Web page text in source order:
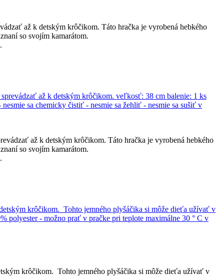
až k detským krôčikom. Táto hračka je vyrobená hebkého
so svojím kamarátom.
až k detským krôčikom. Táto hračka je vyrobená hebkého
so svojím kamarátom.
krôčikom. Tohto jemného plyšáčika si môže dieťa užívať v